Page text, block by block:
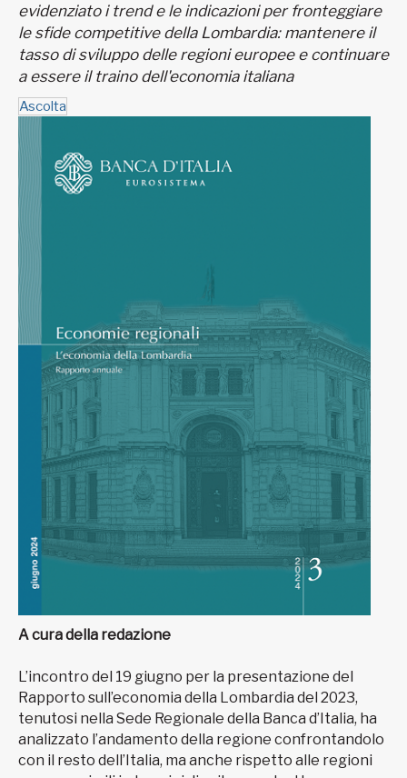
evidenziato i trend e le indicazioni per fronteggiare
le sfide competitive della Lombardia: mantenere il
tasso di sviluppo delle regioni europee e continuare
a essere il traino dell'economia italiana
Ascolta
A cura della redazione
L’incontro del 19 giugno per la presentazione del
Rapporto sull’economia della Lombardia del 2023,
tenutosi nella Sede Regionale della Banca d’Italia, ha
analizzato l’andamento della regione confrontandolo
con il resto dell’Italia, ma anche rispetto alle regioni